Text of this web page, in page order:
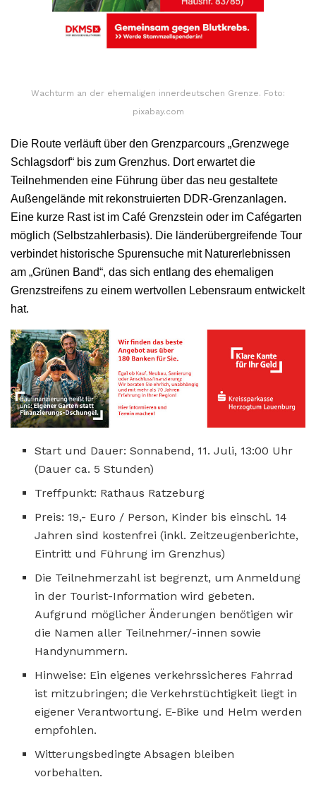
Wachturm an der ehemaligen innerdeutschen Grenze. Foto:
pixabay.com
Die Route verläuft über den Grenzparcours „Grenzwege
Schlagsdorf“ bis zum Grenzhus. Dort erwartet die
Teilnehmenden eine Führung über das neu gestaltete
Außengelände mit rekonstruierten DDR-Grenzanlagen.
Eine kurze Rast ist im Café Grenzstein oder im Cafégarten
möglich (Selbstzahlerbasis). Die länderübergreifende Tour
verbindet historische Spurensuche mit Naturerlebnissen
am „Grünen Band“, das sich entlang des ehemaligen
Grenzstreifens zu einem wertvollen Lebensraum entwickelt
hat.
Start und Dauer: Sonnabend, 11. Juli, 13:00 Uhr
(Dauer ca. 5 Stunden)
Treffpunkt: Rathaus Ratzeburg
Preis: 19,- Euro / Person, Kinder bis einschl. 14
Jahren sind kostenfrei (inkl. Zeitzeugenberichte,
Eintritt und Führung im Grenzhus)
Die Teilnehmerzahl ist begrenzt, um Anmeldung
in der Tourist-Information wird gebeten.
Aufgrund möglicher Änderungen benötigen wir
die Namen aller Teilnehmer/-innen sowie
Handynummern.
Hinweise: Ein eigenes verkehrssicheres Fahrrad
ist mitzubringen; die Verkehrstüchtigkeit liegt in
eigener Verantwortung. E-Bike und Helm werden
empfohlen.
Witterungsbedingte Absagen bleiben
vorbehalten.